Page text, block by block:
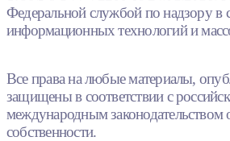
Федеральной службой по надзору в
информационных технологий и
Все права на любые материалы,
защищены в соответствии с
международным законодательством
собственности.